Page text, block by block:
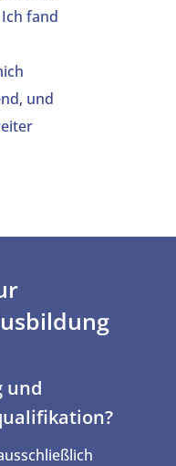
fand
und
und